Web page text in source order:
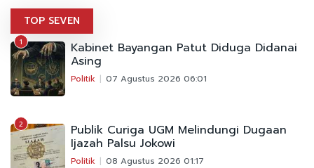
TOP SEVEN
1 Kabinet Bayangan Patut Diduga Didanai
Asing
Politik 07 Agustus 2026 06:01
2 Publik Curiga UGM Melindungi Dugaan
Ijazah Palsu Jokowi
Politik 08 Agustus 2026 01:17